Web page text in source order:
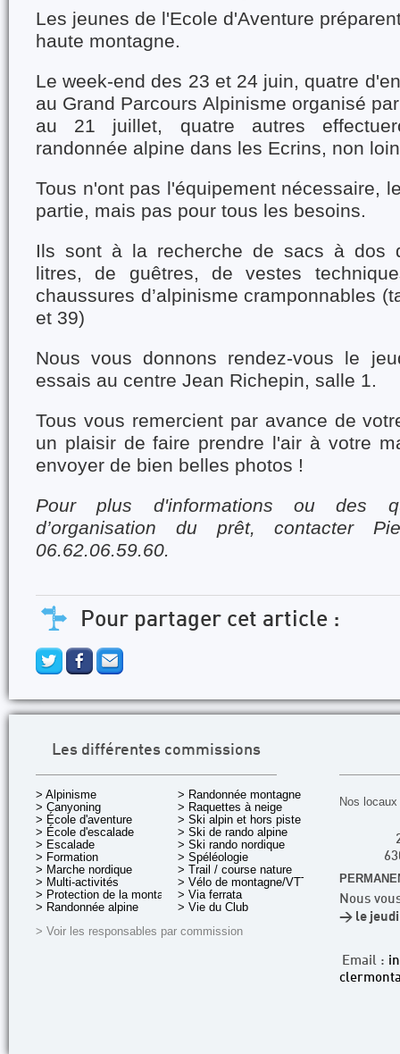
Les jeunes de l'Ecole d'Aventure
haute montagne.
Le week-end des 23 et 24 juin, quatre
au Grand Parcours Alpinisme organisé
au 21 juillet, quatre autres
randonnée alpine dans les Ecrins, non
Tous n'ont pas l'équipement nécessaire,
partie, mais pas pour tous les besoins.
Ils sont à la recherche de sacs à dos
litres, de guêtres, de vestes
chaussures d’alpinisme cramponnables
et 39)
Nous vous donnons rendez-vous le
essais au centre Jean Richepin, salle 1.
Tous vous remercient par avance de
un plaisir de faire prendre l'air à votre
envoyer de bien belles photos !
Pourplus d'informations ou des
d’organisation du prêt, contacter
06.62.06.59.60.
Pour partager cet article :
Les différentes commissions
> Alpinisme
> Canyoning
> École d'aventure
> École d'escalade
> Escalade
> Formation
> Marche nordique
> Multi-activités
> Protection de la montagne
> Randonnée alpine
> Randonnée montagne
> Raquettes à neige
> Ski alpin et hors piste
> Ski de rando alpine
> Ski rando nordique
> Spéléologie
> Trail / course nature
> Vélo de montagne/VTT
> Via ferrata
> Vie du Club
> Voir les responsables par commission
Nos
Nous
> le jeudi
Email :